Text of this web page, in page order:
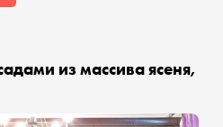
из массива ясеня,